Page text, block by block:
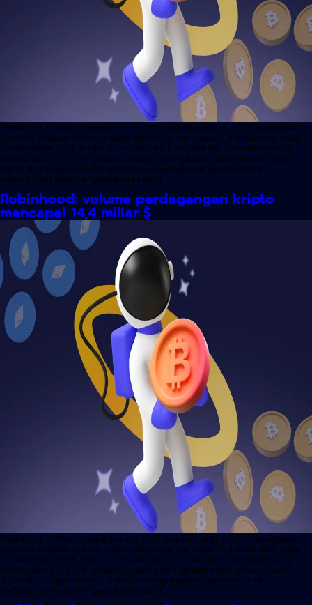
Robinhood, platform trading populer, baru-baru ini mengumumkan peningkatan
spektakuler dalam volume trading kripto-nya, mencapai 14,4 miliar dolar pada
kuartal ketiga 2024. Angka ini mewakili lebih dari dua kali lipat volume yang
tercatat tahun lalu, menunjukkan adanya peningkatan minat terhadap aset
digital di kalangan investor. Artikel ini mengeksplorasi alasan di balik
pertumbuhan yang mengesankan ini dan […]
Robinhood: volume perdagangan kripto
mencapai 14,4 miliar $
Robinhood, platform trading populer, baru-baru ini mengumumkan peningkatan
spektakuler dalam volume trading kripto-nya, mencapai 14,4 miliar dolar pada
kuartal ketiga 2024. Angka ini mewakili lebih dari dua kali lipat volume yang
tercatat tahun lalu, menunjukkan adanya peningkatan minat terhadap aset
digital di kalangan investor. Artikel ini mengeksplorasi alasan di balik
pertumbuhan yang mengesankan ini dan […]